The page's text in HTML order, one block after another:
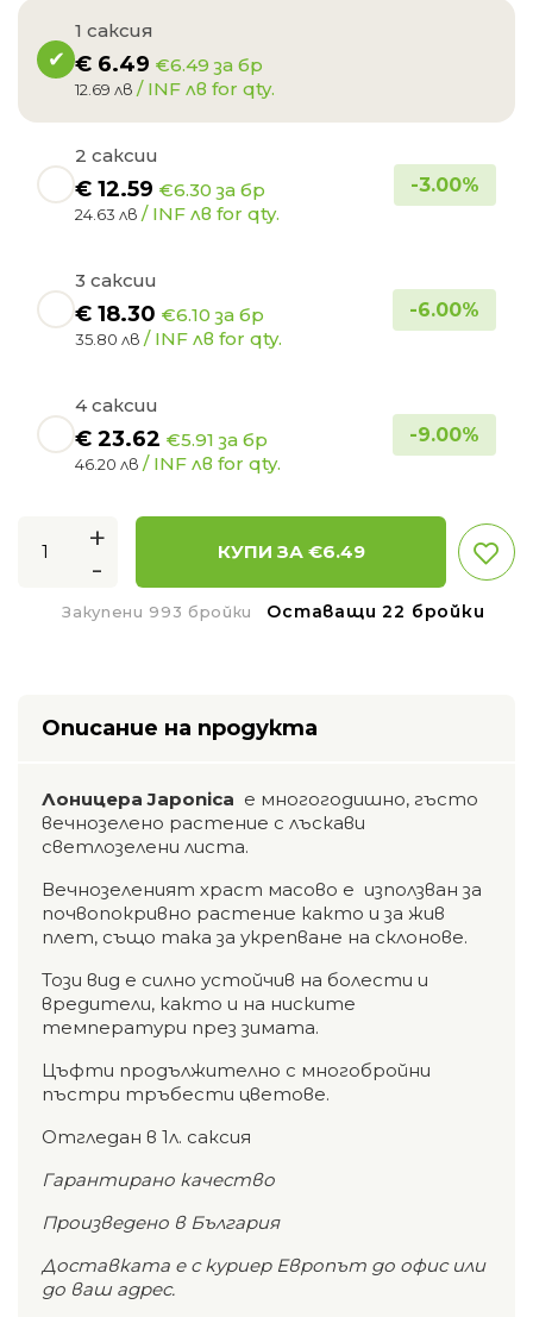
1 саксия
€ 6.49 €6.49 за бр
12.69 лв / INF лв for qty.
2 саксии
€ 12.59 €6.30 за бр
24.63 лв / INF лв for qty.
-3.00%
3 саксии
€ 18.30 €6.10 за бр
35.80 лв / INF лв for qty.
-6.00%
4 саксии
€ 23.62 €5.91 за бр
46.20 лв / INF лв for qty.
-9.00%
+
-
КУПИ ЗА €6.49
Закупени 993 бройки Оставащи 22 бройки
Описание на продукта
Лoницepa Japonica е многогодишно, гъсто
вечнозелено растение с лъскави
светлозелени листа.
Вечнозеленият храст масово е използван за
почвопокривно растение както и за жив
плет, също така за укрепване на склонове.
Този вид е силно устойчив на болести и
вредители, както и на ниските
температури през зимата.
Цъфти продължително с многобройни
пъстри тръбести цветове.
Отгледан в 1л. саксия
Гарантирано качество
Произведено в България
Доставката е с куриер Европът до офис или
до ваш адрес.